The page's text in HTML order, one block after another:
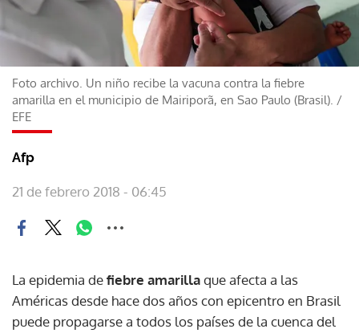
Foto archivo. Un niño recibe la vacuna contra la fiebre
amarilla en el municipio de Mairiporã, en Sao Paulo (Brasil). /
EFE
Afp
21 de febrero 2018 - 06:45
La epidemia defiebre amarillaque afecta a las
Américas desde hace dos años con epicentro en Brasil
puede propagarse a todos los países de la cuenca del